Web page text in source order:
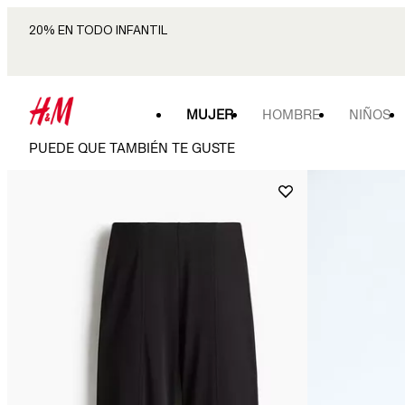
20% EN TODO INFANTIL
MUJER HOMBRE NIÑOS
PUEDE QUE TAMBIÉN TE GUSTE